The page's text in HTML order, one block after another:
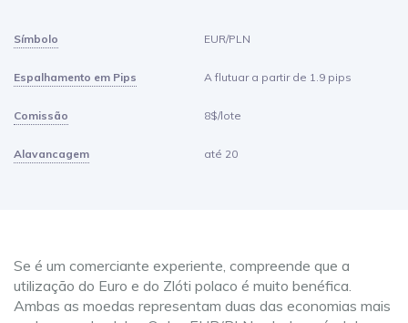
Símbolo EUR/PLN
Espalhamento em Pips A flutuar a partir de 1.9 pips
Comissão 8$/lote
Alavancagem até 20
Se é um comerciante experiente, compreende que a
utilização do Euro e do Zlóti polaco é muito benéfica.
Ambas as moedas representam duas das economias mais